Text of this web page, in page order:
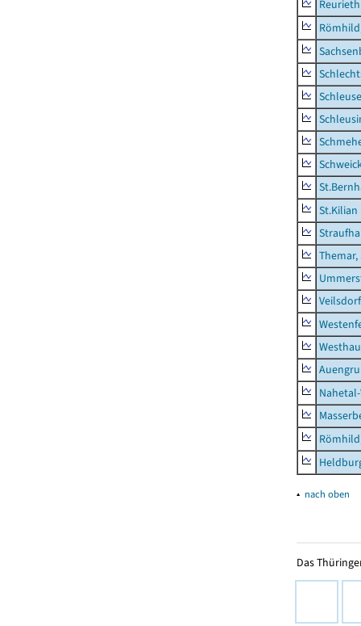
Reurieth
St.Kilian
Veilsdorf
▴ nach oben
Das